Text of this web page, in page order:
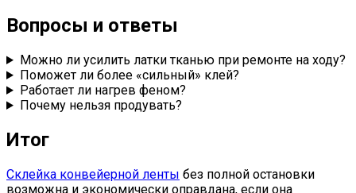
Вопросы и ответы
Можно ли усилить латки тканью при ремонте на ходу?
Поможет ли более «сильный» клей?
Работает ли нагрев феном?
Почему нельзя продувать?
Итог
Склейка конвейерной ленты без полной остановки
возможна и экономически оправдана, если она